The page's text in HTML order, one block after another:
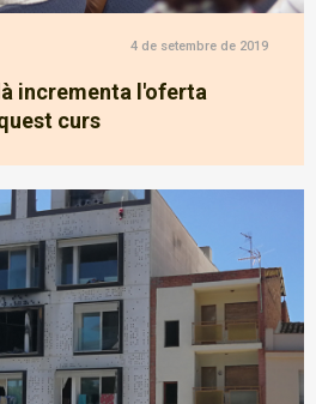
4 de setembre de 2019
incrementa l'oferta
curs